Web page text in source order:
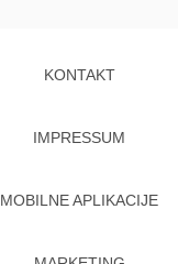
KONTAKT
IMPRESSUM
MOBILNE APLIKACIJE